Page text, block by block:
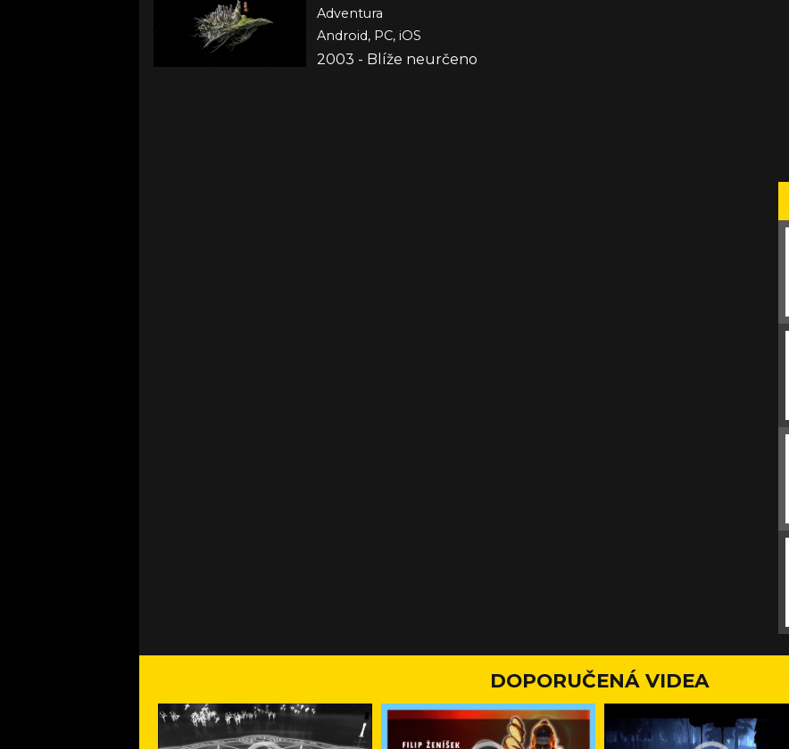
Adventura
Android, PC, iOS
2003 - Blíže neurčeno
DOPORUČENÁ VIDEA